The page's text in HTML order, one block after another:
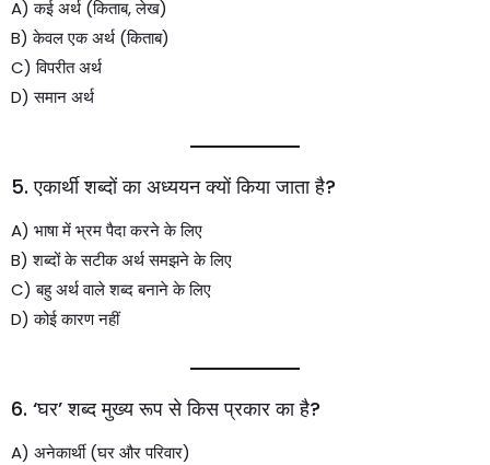
A) कई अर्थ (किताब, लेख)
B) केवल एक अर्थ (किताब)
C) विपरीत अर्थ
D) समान अर्थ
5. एकार्थी शब्दों का अध्ययन क्यों किया जाता है?
A) भाषा में भ्रम पैदा करने के लिए
B) शब्दों के सटीक अर्थ समझने के लिए
C) बहु अर्थ वाले शब्द बनाने के लिए
D) कोई कारण नहीं
6. ‘घर’ शब्द मुख्य रूप से किस प्रकार का है?
A) अनेकार्थी (घर और परिवार)